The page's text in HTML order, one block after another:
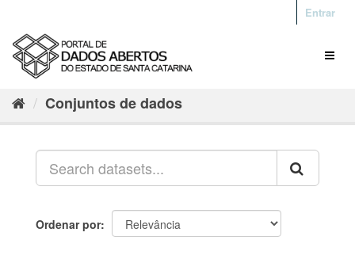
Entrar
Conjuntos de dados
Ordenar por